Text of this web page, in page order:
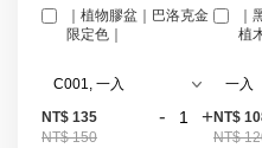
｜植物膠盆｜巴洛克金
限定色｜
NT$ 135
NT$ 150
- +
｜
植
NT$
NT$